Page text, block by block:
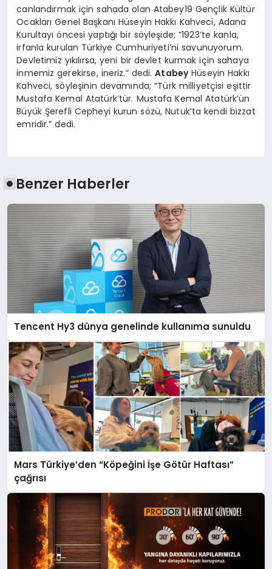
canlandırmak için sahada olan Atabey19 Gençlik Kültür
Ocakları Genel Başkanı Hüseyin Hakkı Kahveci, Adana
Kurultayı öncesi yaptığı bir söyleşide; “1923’te kanla,
irfanla kurulan Türkiye Cumhuriyeti’ni savunuyorum.
Devletimiz yıkılırsa, yeni bir devlet kurmak için sahaya
inmemiz gerekirse, ineriz.” dedi.AtabeyHüseyin Hakkı
Kahveci, söyleşinin devamında; “Türk milliyetçisi eşittir
Mustafa Kemal Atatürk’tür. Mustafa Kemal Atatürk’ün
Büyük Şerefli Cepheyi kurun sözü, Nutuk’ta kendi bizzat
emridir.” dedi.
Benzer Haberler
Tencent Hy3 dünya genelinde kullanıma sunuldu
Mars Türkiye’den “Köpeğini İşe Götür Haftası”
çağrısı